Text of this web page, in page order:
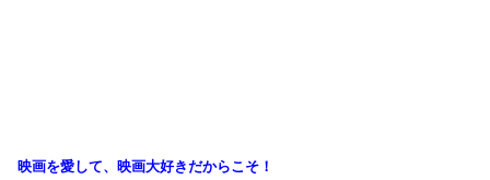
映画を愛して、映画大好きだからこそ！